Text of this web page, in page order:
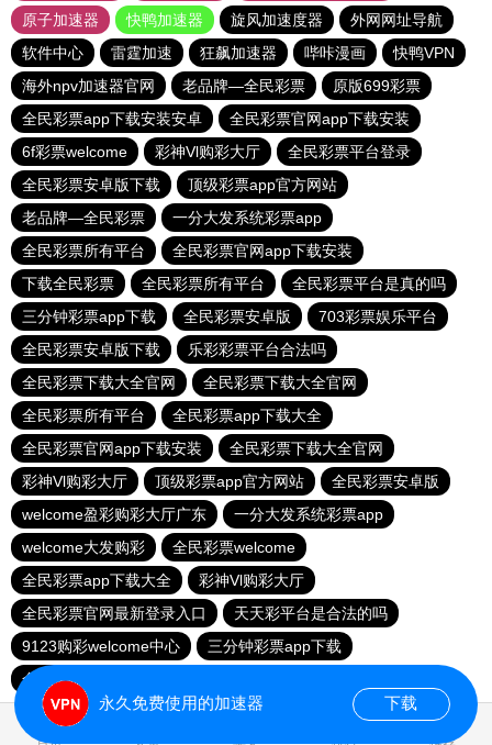
原子加速器
快鸭加速器 旋风加速度器
外网网址导航
软件中心
雷霆加速 狂飙加速器 哔咔漫画
快鸭VPN
海外npv加速器官网
老品牌—全民彩票
原版699彩票
全民彩票app下载安装安卓
全民彩票官网app下载安装
6f彩票welcome
彩神Vl购彩大厅
全民彩票平台登录
全民彩票安卓版下载
顶级彩票app官方网站
老品牌—全民彩票
一分大发系统彩票app
全民彩票所有平台
全民彩票官网app下载安装
下载全民彩票
全民彩票所有平台
全民彩票平台是真的吗
三分钟彩票app下载
全民彩票安卓版
703彩票娱乐平台
全民彩票安卓版下载
乐彩彩票平台合法吗
全民彩票下载大全官网
全民彩票下载大全官网
全民彩票所有平台
全民彩票app下载大全
全民彩票官网app下载安装
全民彩票下载大全官网
彩神Vl购彩大厅
顶级彩票app官方网站
全民彩票安卓版
welcome盈彩购彩大厅广东
一分大发系统彩票app
welcome大发购彩
全民彩票welcome
全民彩票app下载大全
彩神Vl购彩大厅
全民彩票官网最新登录入口
天天彩平台是合法的吗
9123购彩welcome中心
三分钟彩票app下载
全民娱乐彩票下载安装
永久免费使用的加速器 下载